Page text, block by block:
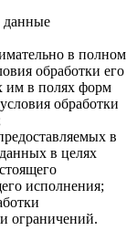
данные
в полном
обработки его
им в полях форм
обработки
в
в целях
исполнения;
ограничений.